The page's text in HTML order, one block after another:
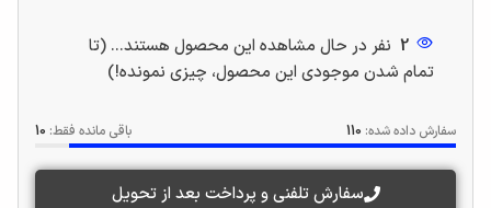
2 نفر در حال مشاهده این محصول هستند... (تا
تمام شدن موجودی این محصول، چیزی نمونده!)
سفارش داده شده: 110 باقی مانده فقط: 10
سفارش تلفنی و پرداخت بعد از تحویل